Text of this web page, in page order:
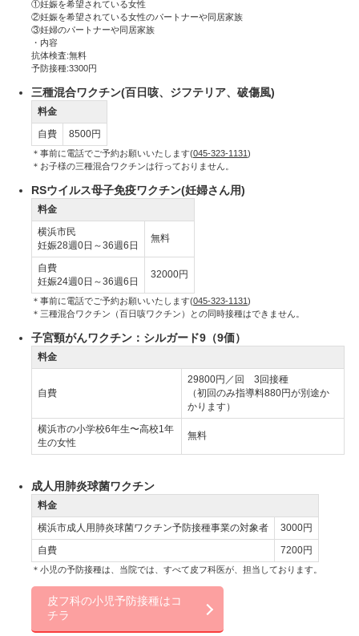
①妊娠を希望されている女性
②妊娠を希望されている女性のパートナーや同居家族
③妊婦のパートナーや同居家族
・内容
抗体検査:無料
予防接種:3300円
三種混合ワクチン(百日咳、ジフテリア、破傷風)
料金
自費
8500円
＊事前に電話でご予約お願いいたします(045-323-1131)
＊お子様の三種混合ワクチンは行っておりません。
RSウイルス母子免疫ワクチン(妊婦さん用)
料金
横浜市民
妊娠28週0日～36週6日
無料
自費
妊娠24週0日～36週6日
32000円
＊事前に電話でご予約お願いいたします(045-323-1131)
＊三種混合ワクチン（百日咳ワクチン）との同時接種はできません。
子宮頸がんワクチン：シルガード9（9価）
料金
自費
29800円／回 3回接種
（初回のみ指導料880円が別途か
かります）
横浜市の小学校6年生〜高校1年
生の女性
無料
成人用肺炎球菌ワクチン
料金
横浜市成人用肺炎球菌ワクチン予防接種事業の対象者
3000円
自費
7200円
＊小児の予防接種は、当院では、すべて皮フ科医が、担当しております。
皮フ科の小児予防接種はコ
チラ